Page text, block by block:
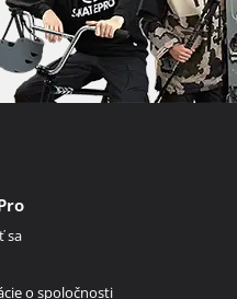
sa
o spoločnosti